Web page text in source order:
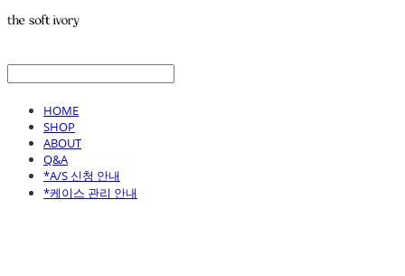
HOME
SHOP
ABOUT
Q&A
*A/S 신청 안내
*케이스 관리 안내